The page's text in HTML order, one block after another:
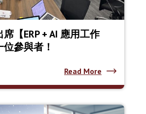
【ERP + AI 應用工作
參與者！
Read More